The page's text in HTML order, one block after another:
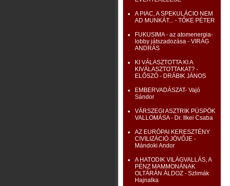
A PIAC, A SPEKULÁCIO NEM
AD MUNKÁT... - TŐKE PÉTER
FUKUSIMA - az atomenergia-
lobby játszadozása - VIRÁG
ANDRÁS
KI VÁLASZTOTTA KI A
KIVÁLASZTOTTAKAT? -
ELŐSZÓ - DRÁBIK JÁNOS
EMBERVADÁSZAT- Vajó
Sándor
VÁRSZEGI ASZTRIK PÜSPÖK
VALLOMÁSA - Dr. Ilkei Csaba
AZ EURÓPAI KERESZTÉNY
CIVILIZÁCIÓ JÖVŐJE -
Mándoki Andor
A HATODIK VILÁGVALLÁS, A
PÉNZ MAMMONÁNAK
OLTÁRÁN ÁLDOZ - Szlimák
Hajnalka